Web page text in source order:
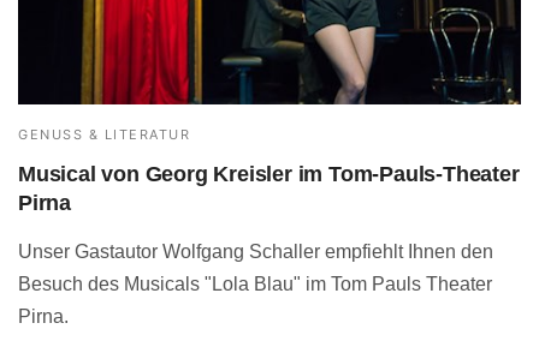
GENUSS & LITERATUR
Musical von Georg Kreisler im Tom-Pauls-Theater
Pirna
Unser Gastautor Wolfgang Schaller empfiehlt Ihnen den
Besuch des Musicals "Lola Blau" im Tom Pauls Theater
Pirna.